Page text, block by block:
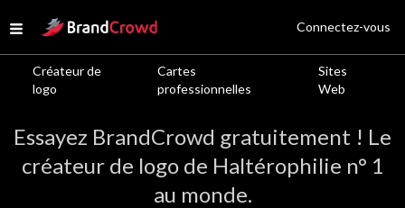
Open menu
Site Logo
Créateur de
logo
Cartes
professionnelles
Sites
Web
Connectez-vous
Logos de Haltérophilie
Essayez BrandCrowd gratuitement ! Le
créateur de logo de Haltérophilie n° 1
au monde.